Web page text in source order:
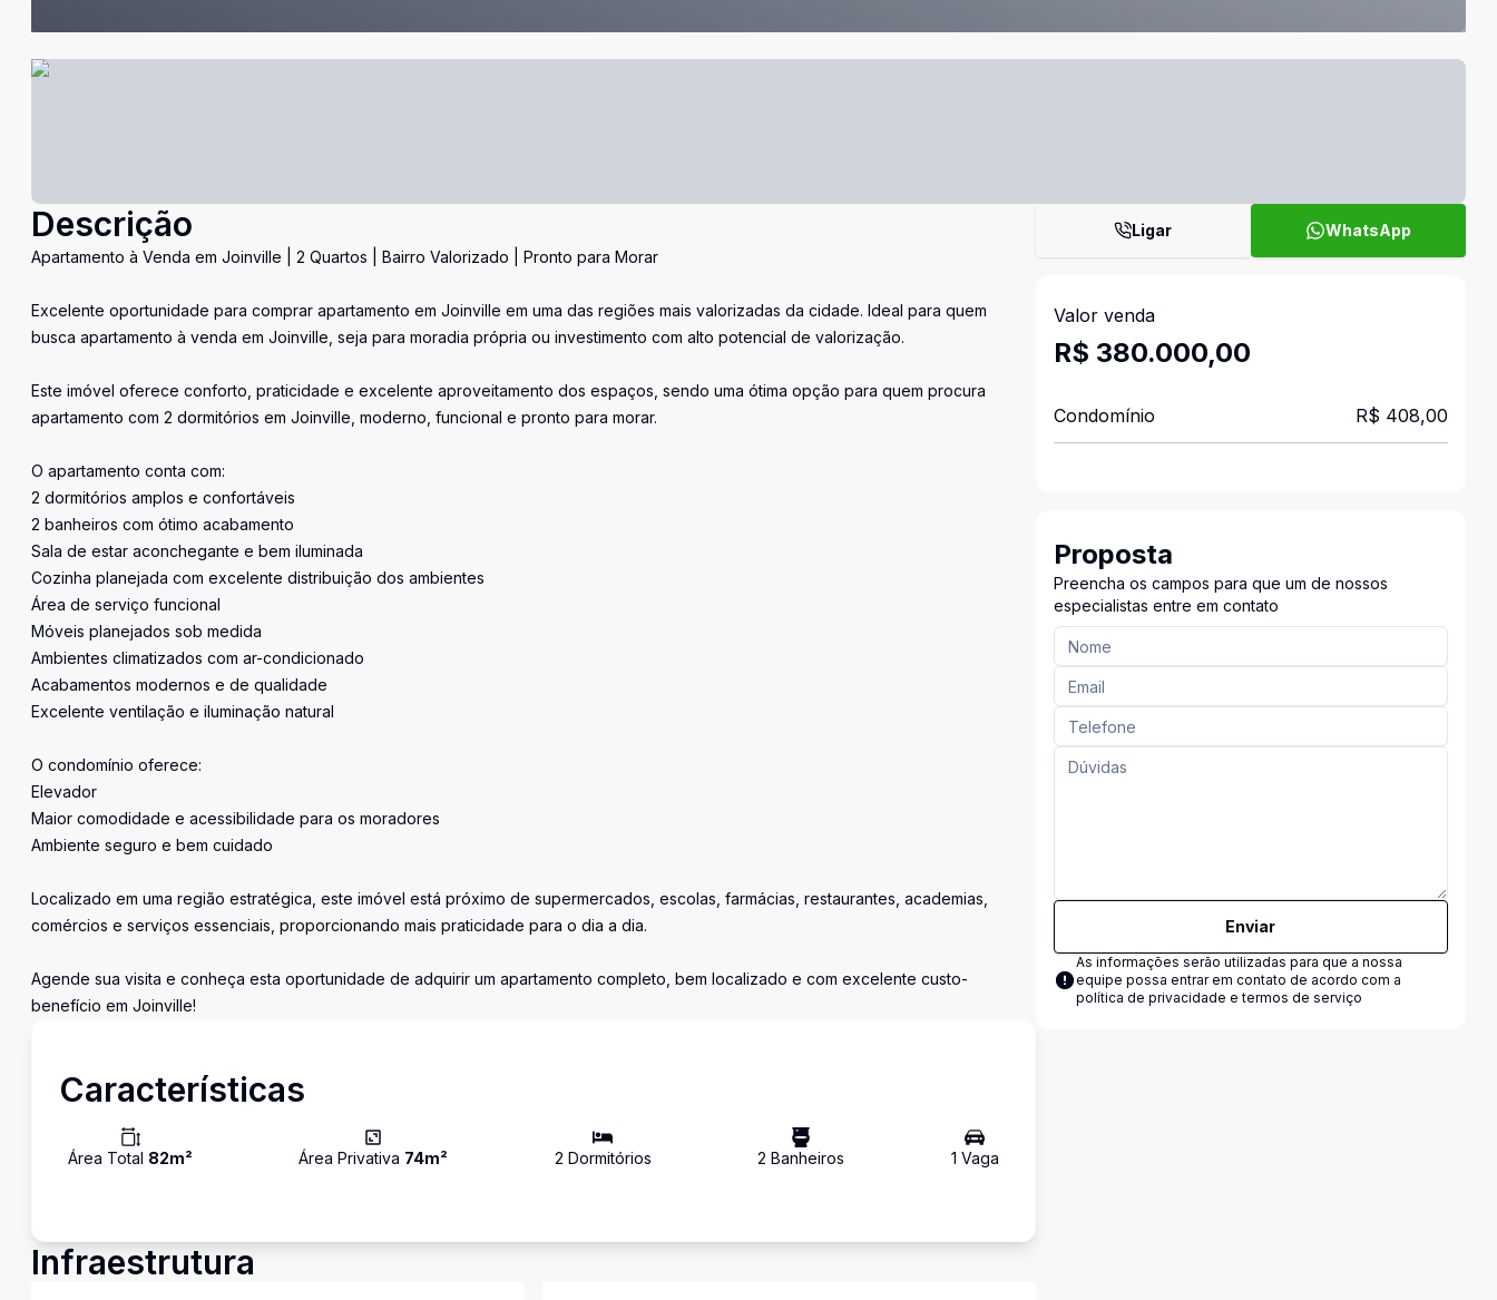
Descrição
Apartamento à Venda em Joinville | 2 Quartos | Bairro Valorizado | Pronto para Morar
Excelente oportunidade para comprar apartamento em Joinville em uma das regiões mais valorizadas da cidade. Ideal para quem
busca apartamento à venda em Joinville, seja para moradia própria ou investimento com alto potencial de valorização.
Este imóvel oferece conforto, praticidade e excelente aproveitamento dos espaços, sendo uma ótima opção para quem procura
apartamento com 2 dormitórios em Joinville, moderno, funcional e pronto para morar.
O apartamento conta com:
2 dormitórios amplos e confortáveis
2 banheiros com ótimo acabamento
Sala de estar aconchegante e bem iluminada
Cozinha planejada com excelente distribuição dos ambientes
Área de serviço funcional
Móveis planejados sob medida
Ambientes climatizados com ar-condicionado
Acabamentos modernos e de qualidade
Excelente ventilação e iluminação natural
O condomínio oferece:
Elevador
Maior comodidade e acessibilidade para os moradores
Ambiente seguro e bem cuidado
Localizado em uma região estratégica, este imóvel está próximo de supermercados, escolas, farmácias, restaurantes, academias,
comércios e serviços essenciais, proporcionando mais praticidade para o dia a dia.
Agende sua visita e conheça esta oportunidade de adquirir um apartamento completo, bem localizado e com excelente custo-
benefício em Joinville!
Características
Área Total 82m² Área Privativa 74m² 2 Dormitórios 2 Banheiros 1 Vaga
Infraestrutura
Ligar WhatsApp
Valor venda
R$ 380.000,00
Condomínio R$ 408,00
Proposta
Preencha os campos para que um de nossos
especialistas entre em contato
Enviar
As informações serão utilizadas para que a nossa
equipe possa entrar em contato de acordo com a
política de privacidade e termos de serviço